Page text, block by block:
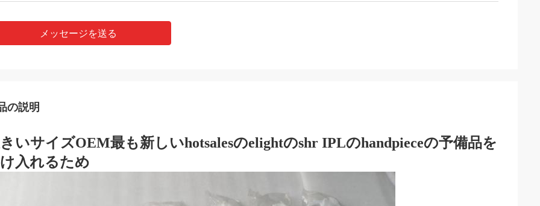
メッセージを送る
の説明
いサイズOEM最も新しいhotsalesのelightのshr IPLのhandpieceの予備品を
入れるため